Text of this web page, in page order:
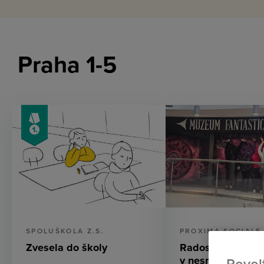
Praha 1-5
SPOLUŠKOLA Z.S.
Zvesela do školy
PROXIMA
Radost pro děti
v nesnázích